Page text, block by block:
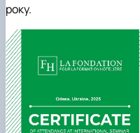
року.